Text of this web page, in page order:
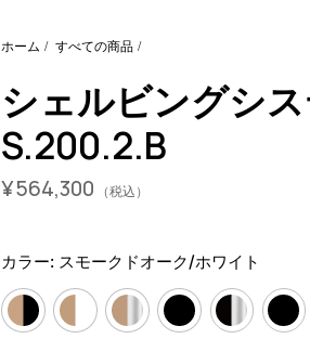
ホーム すべての商品
シェルビングシ
S.200.2.B
¥564,300 （税込）
カラー: スモークドオーク/ホワイト